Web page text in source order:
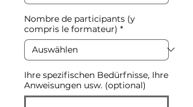
Nombre de participants (y
compris le formateur) *
Ihre spezifischen Bedürfnisse, Ihre
Anweisungen usw. (optional)